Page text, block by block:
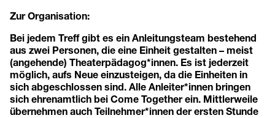
Zur Organisation:
Bei jedem Treff gibt es ein Anleitungsteam bestehend
aus zwei Personen, die eine Einheit gestalten – meist
(angehende) Theaterpädagog*innen. Es ist jederzeit
möglich, aufs Neue einzusteigen, da die Einheiten in
sich abgeschlossen sind. Alle Anleiter*innen bringen
sich ehrenamtlich bei Come Together ein. Mittlerweile
übernehmen auch Teilnehmer*innen der ersten Stunde